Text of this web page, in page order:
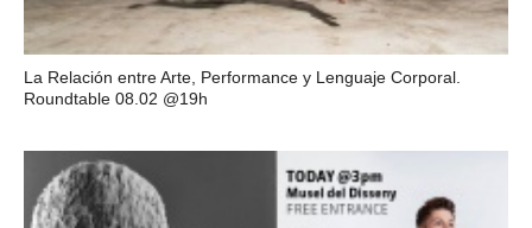
La Relación entre Arte, Performance y Lenguaje Corporal.
Roundtable 08.02 @19h